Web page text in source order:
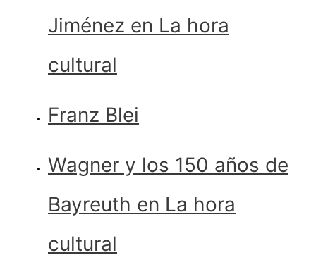
Jiménez en La hora
cultural
Franz Blei
Wagner y los 150 años de
Bayreuth en La hora
cultural